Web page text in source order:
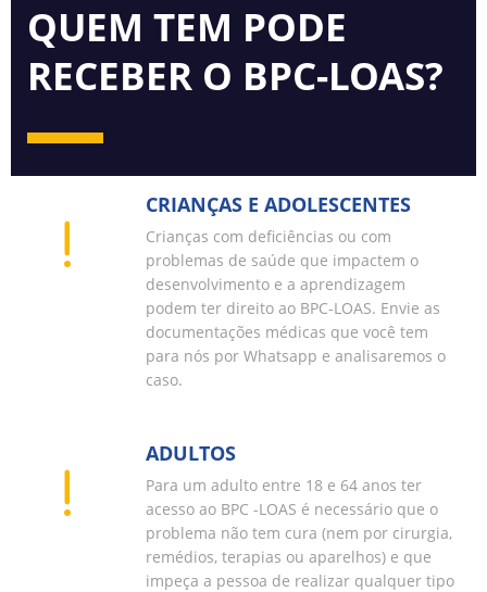
QUEM TEM PODE
RECEBER O BPC-LOAS?
CRIANÇAS E ADOLESCENTES
Crianças com deficiências ou com
problemas de saúde que impactem o
desenvolvimento e a aprendizagem
podem ter direito ao BPC-LOAS. Envie as
documentações médicas que você tem
para nós por Whatsapp e analisaremos o
caso.
ADULTOS
Para um adulto entre 18 e 64 anos ter
acesso ao BPC -LOAS é necessário que o
problema não tem cura (nem por cirurgia,
remédios, terapias ou aparelhos) e que
impeça a pessoa de realizar qualquer tipo